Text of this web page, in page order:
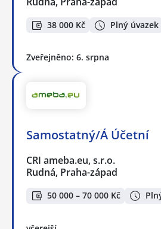
38 000 Kč Plný úvazek
Zveřejněno: 6. srpna
Samostatný/Á Účetní
CRI ameba.eu, s.r.o.
Rudná, Praha-západ
50 000 – 70 000 Kč